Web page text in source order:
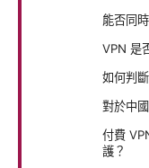
能否同
VPN 是
如何判
對於中
付費
護？